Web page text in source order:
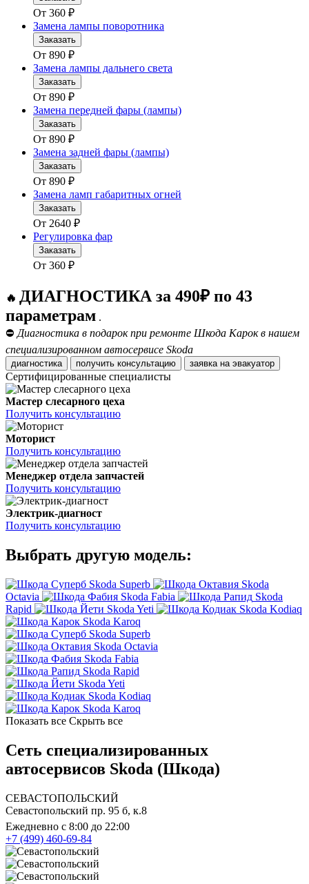
От 360 ₽
Замена лампы поворотника
Заказать
От 890 ₽
Замена лампы дальнего света
Заказать
От 890 ₽
Замена передней фары (лампы)
Заказать
От 890 ₽
Замена задней фары (лампы)
Заказать
От 890 ₽
Замена ламп габаритных огней
Заказать
От 2640 ₽
Регулировка фар
Заказать
От 360 ₽
🔥 ДИАГНОСТИКА за 490₽ по 43
параметрам .
⛔ Диагностика в подарок при ремонте Шкода Карок в нашем
специализированном автосервисе Skoda
диагностика получить консультацию заявка на эвакуатор
Сертифицированные специалисты
Мастер слесарного цеха
Получить консультацию
Моторист
Получить консультацию
Менеджер отдела запчастей
Получить консультацию
Электрик-диагност
Получить консультацию
Выбрать другую модель:
Skoda Superb
Skoda
Octavia
Skoda Fabia
Skoda
Rapid
Skoda Yeti
Skoda Kodiaq
Skoda Karoq
Skoda Superb
Skoda Octavia
Skoda Fabia
Skoda Rapid
Skoda Yeti
Skoda Kodiaq
Skoda Karoq
Показать все Скрыть все
Сеть специализированных
автосервисов Skoda (Шкода)
СЕВАСТОПОЛЬСКИЙ
Севастопольский пр. 95 б, к.8
Ежедневно с 8:00 до 22:00
+7 (499) 460-69-84